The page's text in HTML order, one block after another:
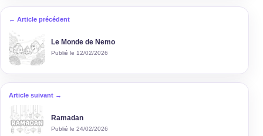
← Article précédent
Le Monde de Nemo
Publié le 12/02/2026
Article suivant →
Ramadan
Publié le 24/02/2026